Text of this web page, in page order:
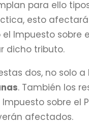
para ello
esto
Impuesto sobre
dicho tributo.
dos, no solo
. También los
sobre el
afectados.